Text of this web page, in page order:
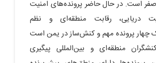
است. در حال حاضر پرونده‌های امنیت
دریایی، رقابت منطقه‌ای و نظم
چهار پرونده مهم و کنش‌ساز در یمن است
منطقه‌ای و بین‌المللی پیگیری